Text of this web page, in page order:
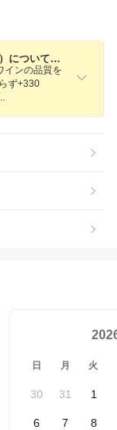
■クール便（送料有無に関わらず+330円）についてのご案内■
インの品質を
ず+330
日 月 火
30 31 1
6 7 8